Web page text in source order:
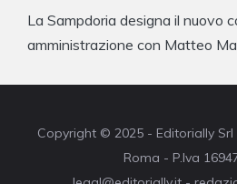
La Sampdoria designa il nuovo
amministrazione con Matteo
Copyright © 2025 - Editorially Srl
Roma - P.Iva